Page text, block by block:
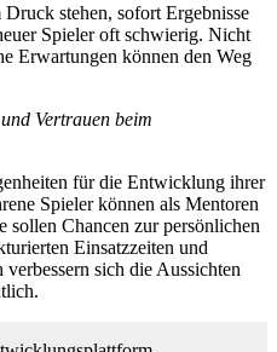
stehen, sofort Ergebnisse
Spieler oft schwierig. Nicht
Erwartungen können den Weg
Vertrauen beim
für die Entwicklung ihrer
Spieler können als Mentoren
sollen Chancen zur persönlichen
Einsatzzeiten und
sich die Aussichten